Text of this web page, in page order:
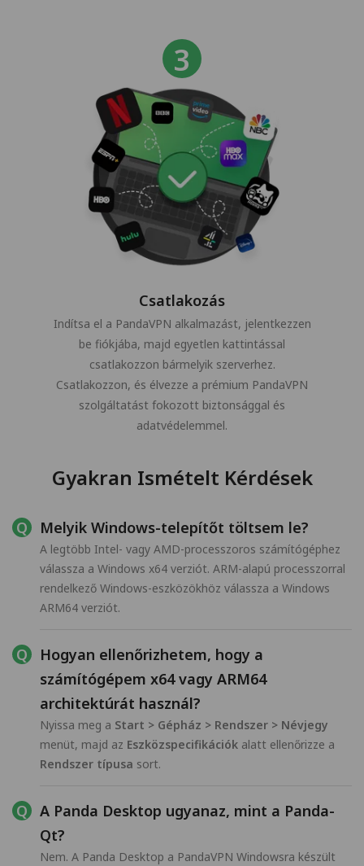
Csatlakozás
Indítsa el a PandaVPN alkalmazást, jelentkezzen
be fiókjába, majd egyetlen kattintással
csatlakozzon bármelyik szerverhez.
Csatlakozzon, és élvezze a prémium PandaVPN
szolgáltatást fokozott biztonsággal és
adatvédelemmel.
Gyakran Ismételt Kérdések
Melyik Windows-telepítőt töltsem le?
A legtöbb Intel- vagy AMD-processzoros számítógéphez
válassza a Windows x64 verziót. ARM-alapú processzorral
rendelkező Windows-eszközökhöz válassza a Windows
ARM64 verziót.
Hogyan ellenőrizhetem, hogy a
számítógépem x64 vagy ARM64
architektúrát használ?
Nyissa meg a Start > Gépház > Rendszer > Névjegy
menüt, majd az Eszközspecifikációk alatt ellenőrizze a
Rendszer típusa sort.
A Panda Desktop ugyanaz, mint a Panda-
Qt?
Nem. A Panda Desktop a PandaVPN Windowsra készült